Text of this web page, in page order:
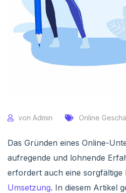
von Admin Online
Das Gründen eines Online-
aufregende und lohnende
erfordert auch eine sorgfältige
Umsetzung. In diesem Artikel